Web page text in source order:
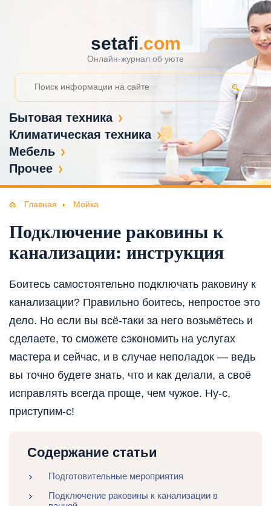
setafi.com
Онлайн-журнал об уюте
Бытовая техника
Климатическая техника
Мебель
Прочее
Главная Мойка
Подключение раковины к
канализации: инструкция
Боитесь самостоятельно подключать раковину к
канализации? Правильно боитесь, непростое это
дело. Но если вы всё-таки за него возьмётесь и
сделаете, то сможете сэкономить на услугах
мастера и сейчас, и в случае неполадок — ведь
вы точно будете знать, что и как делали, а своё
исправлять всегда проще, чем чужое. Ну-с,
приступим-с!
Содержание статьи
Подготовительные мероприятия
Подключение раковины к канализации в